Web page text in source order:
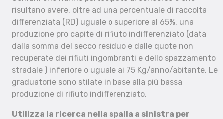
risultano avere, oltre ad una percentuale di raccolta
differenziata (RD) uguale o superiore al 65%, una
produzione pro capite di rifiuto indifferenziato (data
dalla somma del secco residuo e dalle quote non
recuperate dei rifiuti ingombranti e dello spazzamento
stradale ) inferiore o uguale ai 75 Kg/anno/abitante. Le
graduatorie sono stilate in base alla più bassa
produzione di rifiuto indifferenziato.
Utilizza la ricerca nella spalla a sinistra per